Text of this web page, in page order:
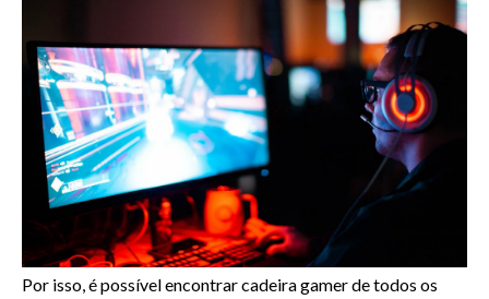
Por isso, é possível encontrar cadeira gamer de todos os